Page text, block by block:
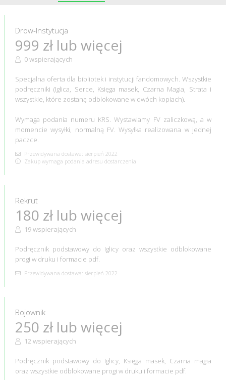
Drow-Instytucja
999 zł lub więcej
0 wspierających
Specjalna oferta dla bibliotek i instytucji fandomowych. Wszystkie
podręczniki (Iglica, Serce, Księga masek, Czarna Magia, Strata i
wszystkie, które zostaną odblokowane w dwóch kopiach).
Wymaga podania numeru KRS. Wystawiamy FV zaliczkową, a w
momencie wysyłki, normalną FV. Wysyłka realizowana w jednej
paczce.
Przewidywana dostawa: sierpień 2022
Zakup wymaga podania adresu dostarczenia
Rekrut
180 zł lub więcej
19 wspierających
Podręcznik podstawowy do Iglicy oraz wszystkie odblokowane
progi w druku i formacie pdf.
Przewidywana dostawa: sierpień 2022
Bojownik
250 zł lub więcej
12 wspierających
Podręcznik podstawowy do Iglicy, Księga masek, Czarna magia
oraz wszystkie odblokowane progi w druku i formacie pdf.